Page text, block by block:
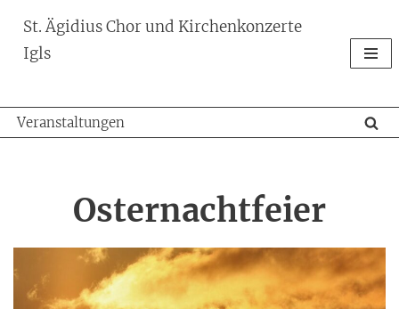
Zum
Inhalt
St. Ägidius Chor und Kirchenkonzerte
Igls
Veranstaltungen
Osternachtfeier